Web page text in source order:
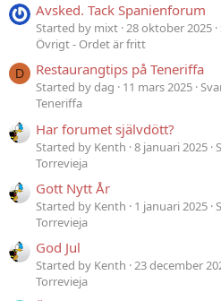
Avsked. Tack Spanienforum
Started by mixt 28 oktober 2025
Övrigt - Ordet är fritt
D Restaurangtips på Teneriffa
Started by dag 11 mars 2025
Teneriffa
Har forumet självdött?
Started by Kenth 8 januari 2025
Torrevieja
Gott Nytt År
Started by Kenth 1 januari 2025
Torrevieja
God Jul
Started by Kenth 23 december
Torrevieja